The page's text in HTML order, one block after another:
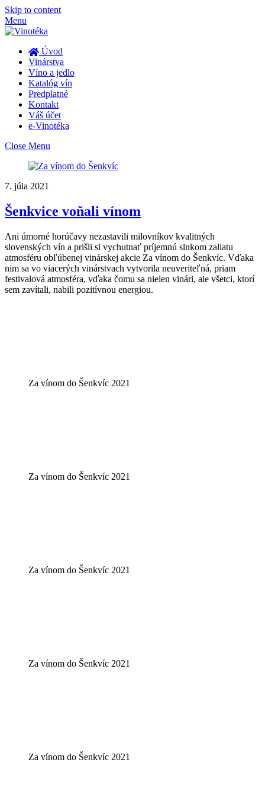
Skip to content
Menu
Úvod
Vinárstva
Víno a jedlo
Katalóg vín
Predplatné
Kontakt
Váš účet
e-Vinotéka
Close Menu
7. júla 2021
Šenkvice voňali vínom
Ani úmorné horúčavy nezastavili milovníkov kvalitných
slovenských vín a prišli si vychutnať príjemnú slnkom zaliatu
atmosféru obľúbenej vinárskej akcie Za vínom do Šenkvíc. Vďaka
nim sa vo viacerých vinárstvach vytvorila neuveriteľná, priam
festivalová atmosféra, vďaka čomu sa nielen vinári, ale všetci, ktorí
sem zavítali, nabili pozitívnou energiou.
Za vínom do Šenkvíc 2021
Za vínom do Šenkvíc 2021
Za vínom do Šenkvíc 2021
Za vínom do Šenkvíc 2021
Za vínom do Šenkvíc 2021